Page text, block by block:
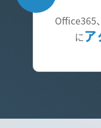
Office365
にア